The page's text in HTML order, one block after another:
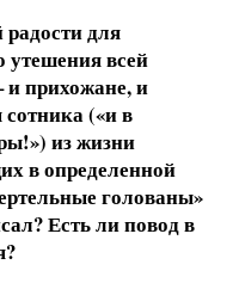
для
утешения всей
и прихожане, и
(«и в
из жизни
в определенной
голованы»
Есть ли повод в